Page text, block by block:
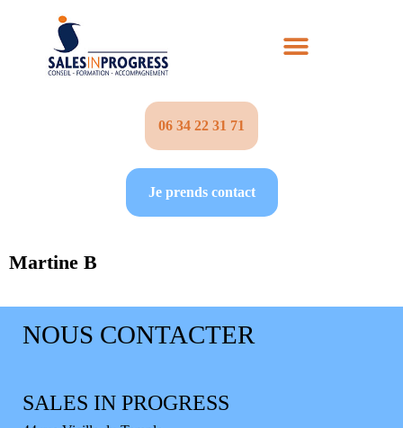
06 34 22 31 71‬
Je prends contact
Martine B
NOUS CONTACTER
SALES IN PROGRESS